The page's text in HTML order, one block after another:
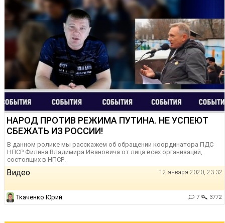
НАРОД ПРОТИВ РЕЖИМА ПУТИНА. НЕ УСПЕЮТ
СБЕЖАТЬ ИЗ РОССИИ!
В данном ролике мы расскажем об обращении координатора ПДС
НПСР Филина Владимира Ивановича от лица всех организаций,
состоящих в НПСР.
Видео 12 января 2020, 23:32
Ткаченко Юрий 7 3772